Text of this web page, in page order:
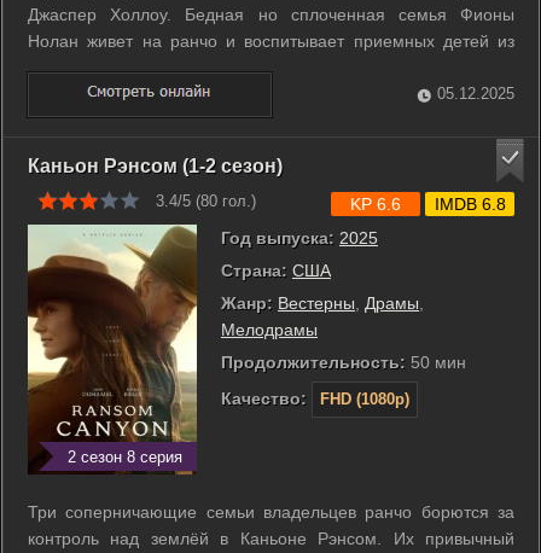
Джаспер Холлоу. Бедная но сплоченная семья Фионы
Нолан живет на ранчо и воспитывает приемных детей из
числа сирот и изгнанников. Богатая вдова Констанс Ван
Несс управляет горным промыслом и стремится получить
участок где под землей лежит серебро. ...
05.12.2025
Каньон Рэнсом (1-2 сезон)
3.4/5 (80 гол.)
2 сезон 8 серия
Год выпуска: 2025
Страна: США
Жанр: Вестерны, Драмы,
Мелодрамы
Продолжительность: 50 мин
Качество:
FHD (1080p)
KP 6.6 IMDB 6.8
Три соперничающие семьи владельцев ранчо борются за
контроль над землёй в Каньоне Рэнсом. Их привычный